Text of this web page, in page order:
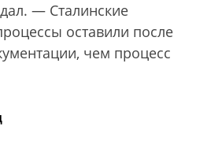
— Сталинские
оставили после
чем процесс